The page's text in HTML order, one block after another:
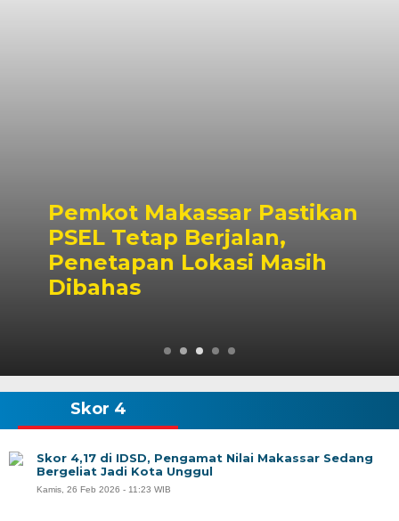
Pemkot Makassar Pastikan
PSEL Tetap Berjalan,
Penetapan Lokasi Masih
Dibahas
Skor 4
Skor 4,17 di IDSD, Pengamat Nilai Makassar Sedang
Bergeliat Jadi Kota Unggul
Kamis, 26 Feb 2026 - 11:23 WIB